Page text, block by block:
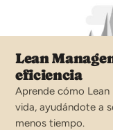
Lean
eficiencia
Aprende cómo
vida, ayudándote a
menos tiempo.